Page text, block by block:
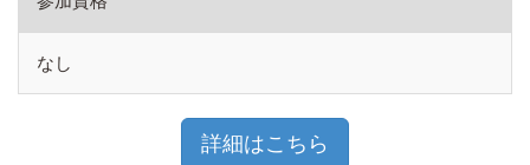
なし
詳細はこちら